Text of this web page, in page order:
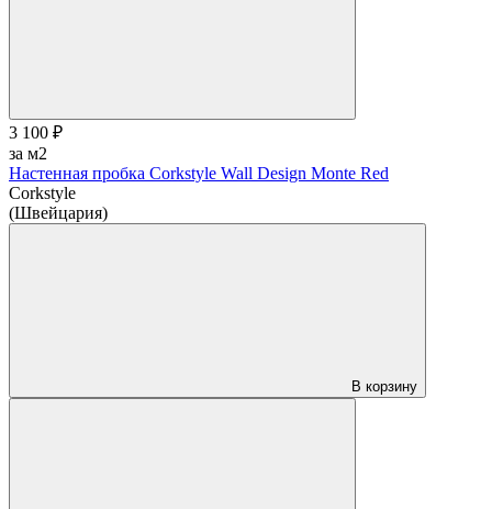
3 100 ₽
за м2
Настенная пробка Corkstyle Wall Design Monte Red
Corkstyle
(Швейцария)
В корзину